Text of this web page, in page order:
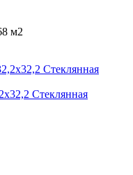
м2
Стеклянная